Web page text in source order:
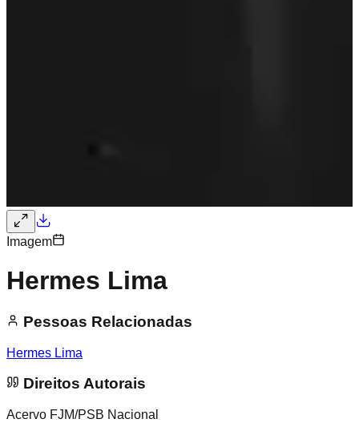
Imagem
Hermes Lima
Pessoas Relacionadas
Hermes Lima
Direitos Autorais
Acervo FJM/PSB Nacional